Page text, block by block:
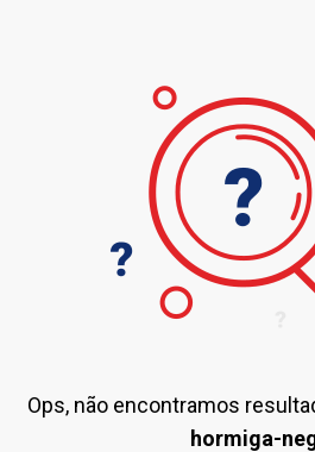
Ops, não encontramos
hormiga-